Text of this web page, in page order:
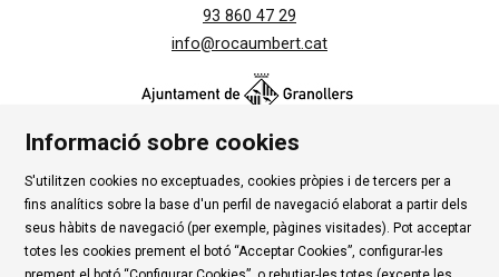
93 860 47 29
info@rocaumbert.cat
Contacte | Instància Genèrica | Alta Tercers
|
Ús de Cookies
| Política de privadesa | Avís Legal
|
Condicions d'ús Roca Umbert
Informació sobre cookies
S'utilitzen cookies no exceptuades, cookies pròpies i de tercers per a
fins analítics sobre la base d'un perfil de navegació elaborat a partir dels
seus hàbits de navegació (per exemple, pàgines visitades). Pot acceptar
totes les cookies prement el botó “Acceptar Cookies”, configurar-les